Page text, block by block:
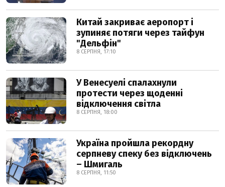
Китай закриває аеропорт і
зупиняє потяги через тайфун
"Дельфін"
8 СЕРПНЯ, 17:10
У Венесуелі спалахнули
протести через щоденні
відключення світла
8 СЕРПНЯ, 18:00
Україна пройшла рекордну
серпневу спеку без відключень
– Шмигаль
8 СЕРПНЯ, 11:50